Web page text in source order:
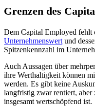
Grenzen des
Dem Capital Employed fehlt
Unternehmenswert und
Spitzenkennzahl im
Auch Aussagen über
ihre Werthaltigkeit können
werden. Es gibt keine
langfristig zwar rentiert, aber
insgesamt wertschöpfend ist.